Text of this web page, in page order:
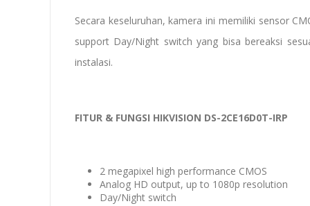
Secara keseluruhan, kamera ini memiliki sensor
support Day/Night switch yang bisa bereaksi
instalasi.
FITUR & FUNGSI HIKVISION DS-2CE16D0T-IRP
2 megapixel high performance CMOS
Analog HD output, up to 1080p resolution
Day/Night switch